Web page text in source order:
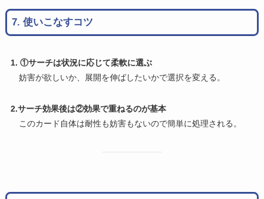
7. 使いこなすコツ
1. ①サーチは状況に応じて柔軟に選ぶ
妨害が欲しいか、展開を伸ばしたいかで選択を変える。
2.サーチ効果後は②効果で重ねるのが基本
このカード自体は耐性も妨害もないので簡単に処理される。